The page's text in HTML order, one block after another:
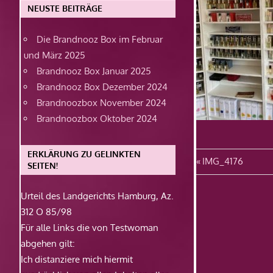
Vorheriger
Beitrag:
IMG_4176
NEUSTE BEITRÄGE
Die Brandnooz Box im Februar
und März 2025
Brandnooz Box Januar 2025
Brandnooz Box Dezember 2024
Brandnoozbox November 2024
Brandnoozbox Oktober 2024
ERKLÄRUNG ZU GELINKTEN
SEITEN!
Urteil des Landgerichts Hamburg, Az.
312 O 85/98
Für alle Links die von Testwoman
abgehen gilt:
Ich distanziere mich hiermit